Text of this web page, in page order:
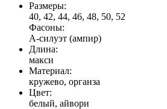
Размеры:
40, 42, 44, 46, 48, 50, 52
Фасоны:
А-силуэт (ампир)
Длина:
макси
Материал:
кружево, органза
Цвет:
белый, айвори